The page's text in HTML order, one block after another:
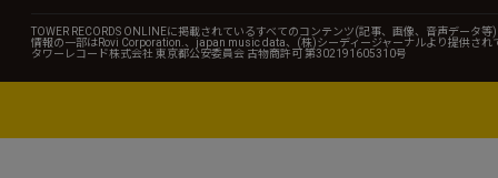
TOWER RECORDS ONLINEに掲載されているすべてのコンテンツ(記事、画像、音声データ
情報の一部はRovi Corporation.、japan music data、(株)シーディージャーナルより提供され
タワーレコード株式会社 東京都公安委員会 古物商許可 第302191605310号